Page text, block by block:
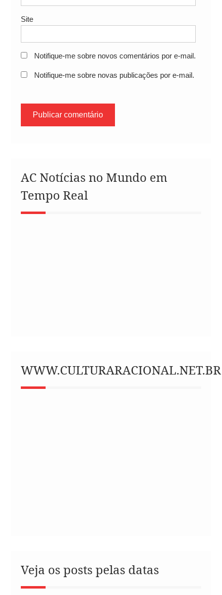
Site
Notifique-me sobre novos comentários por e-mail.
Notifique-me sobre novas publicações por e-mail.
AC Notícias no Mundo em
Tempo Real
WWW.CULTURARACIONAL.NET.BR
Veja os posts pelas datas